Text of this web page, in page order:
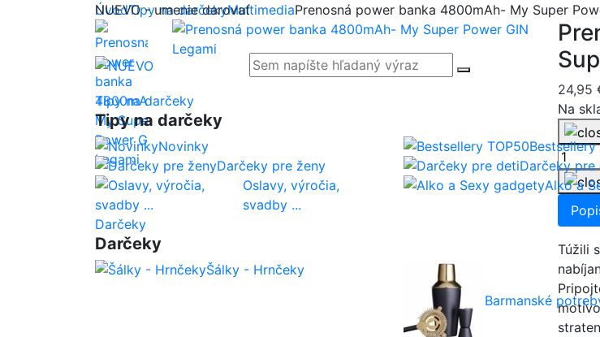
NUEVO - umenie darovať
Tipy na darčeky
Tipy na darčeky
Novinky Bestsellery
Darčeky pre ženy
Darčeky pre
Oslavy, výročia,
svadby ...
Alko a
Darčeky
Darčeky
Šálky - Hrnčeky
Barmanské
ÚvodTipy na darčekyMultimediaPrenosná power banka 4800mAh- My Super
24,95
Na
Túžili